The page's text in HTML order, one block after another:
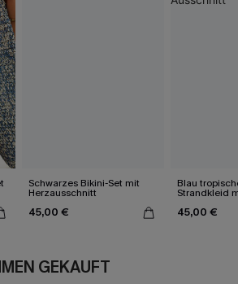
Schwarzes Bikini-Set mit
Herzausschnitt
45,00 €
Blau
Strandkleid
45,00 €
GEKAUFT